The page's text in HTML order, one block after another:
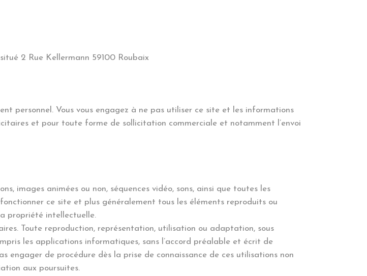
2 Rue Kellermann 59100 Roubaix
personnel. Vous vous engagez à ne pas utiliser ce site et les informations
et pour toute forme de sollicitation commerciale et notamment l’envoi
images animées ou non, séquences vidéo, sons, ainsi que toutes les
ce site et plus généralement tous les éléments reproduits ou
propriété intellectuelle.
Toute reproduction, représentation, utilisation ou adaptation, sous
les applications informatiques, sans l’accord préalable et écrit de
engager de procédure dès la prise de connaissance de ces utilisations non
aux poursuites.